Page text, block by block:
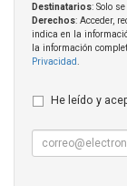
Destinatarios: Solo
Derechos: Acceder,
indica en la
la información
Privacidad
He leído y